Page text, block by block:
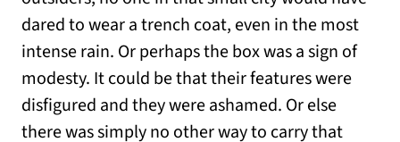
dared to wear a trench coat, even in the most
intense rain. Or perhaps the box was a sign of
modesty. It could be that their features were
disfigured and they were ashamed. Or else
there was simply no other way to carry that